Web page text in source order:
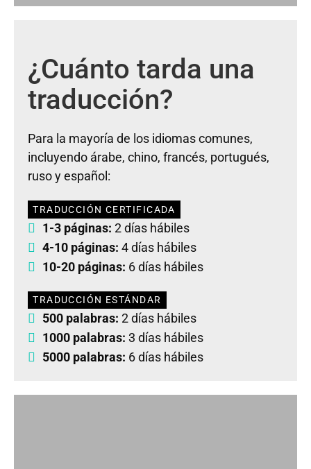
¿Cuánto tarda una
traducción?
Para la mayoría de los idiomas comunes,
incluyendo árabe, chino, francés, portugués,
ruso y español:
TRADUCCIÓN CERTIFICADA
1-3 páginas: 2 días hábiles
4-10 páginas: 4 días hábiles
10-20 páginas: 6 días hábiles
TRADUCCIÓN ESTÁNDAR
500 palabras: 2 días hábiles
1000 palabras: 3 días hábiles
5000 palabras: 6 días hábiles